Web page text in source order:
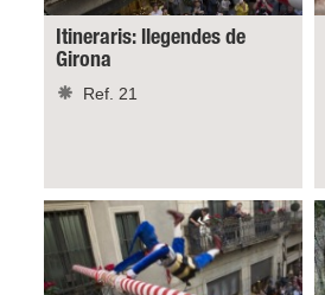
Itineraris: llegendes de
Girona
Ref. 21